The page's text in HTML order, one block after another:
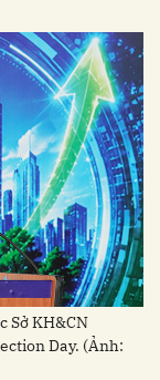
Sở KH&CN
Day. (Ảnh: